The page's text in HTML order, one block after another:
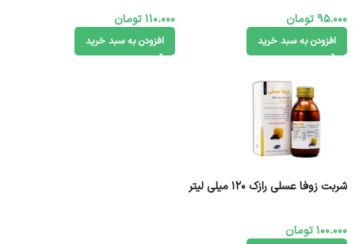
95.000 تومان
افزودن به سبد خرید
110.000تومان
افزودن به سبد خرید
شربت زوفا عسلی رازک ۱۲۰ میلی لیتر
100.000تومان